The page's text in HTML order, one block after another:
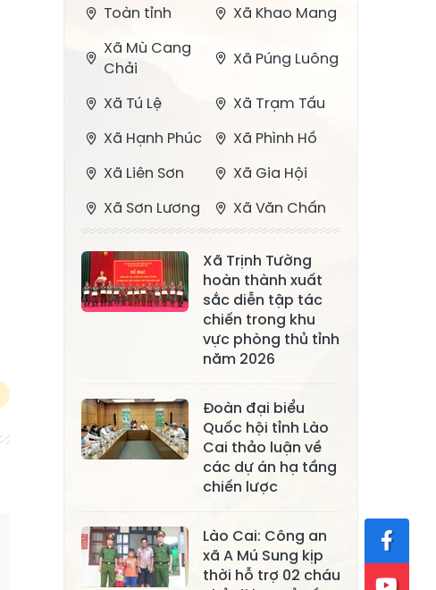
Toàn tỉnh
Xã Khao Mang
Xã Mù Cang
Chải
Xã Púng Luông
Xã Tú Lệ
Xã Trạm Tấu
Xã Hạnh Phúc
Xã Phình Hồ
Xã Liên Sơn
Xã Gia Hội
Xã Sơn Lương
Xã Văn Chấn
Bằng La
Xã Chấn Thịnh
Xã Nghĩa Tâm
Xã Phong Dụ
Hạ
Xã Lâm Giang
Cuông
Xã Tân Hợp
Xã Mậu A Xã Xuân Ái
Xã Lâm
Thượng
Xã Lục Yên
Xã Tân Lĩnh
Xã Khánh Hòa
Xã Phúc Lợi
Xã Trịnh Tường
hoàn thành xuất
sắc diễn tập tác
chiến trong khu
vực phòng thủ tỉnh
năm 2026
Đoàn đại biểu
Quốc hội tỉnh Lào
Cai thảo luận về
các dự án hạ tầng
chiến lược
Lào Cai: Công an
xã A Mú Sung kịp
thời hỗ trợ 02 cháu